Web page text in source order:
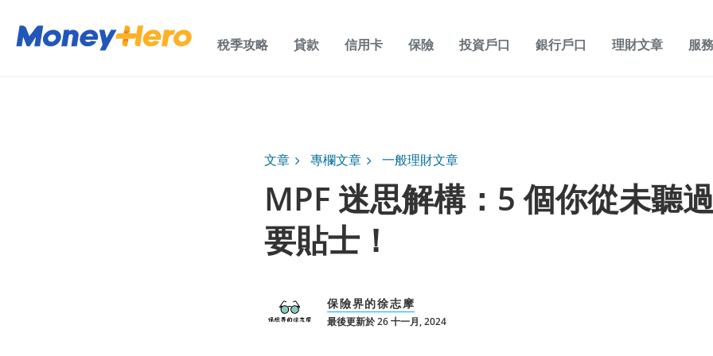
稅季攻略 貸款 信用卡 保險 投資戶口 銀行戶口 理財文章 服
文章 專欄文章 一般理財文章
MPF 迷思解構：5 個你從未聽
要貼士！
保險界的徐志摩
最後更新於 26 十一月, 2024